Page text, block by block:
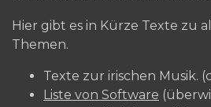
Hier gibt es in Kürze Texte zu
Themen.
Texte zur irischen Musik.
Liste von Software